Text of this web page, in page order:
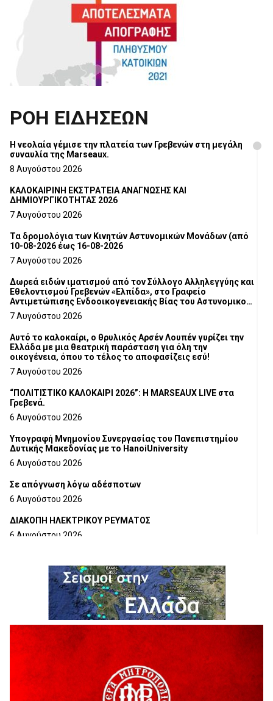
ΡΟΗ ΕΙΔΗΣΕΩΝ
Η νεολαία γέμισε την πλατεία των Γρεβενών στη μεγάλη
συναυλία της Marseaux.
8 Αυγούστου 2026
ΚΑΛΟΚΑΙΡΙΝΗ ΕΚΣΤΡΑΤΕΙΑ ΑΝΑΓΝΩΣΗΣ ΚΑΙ
ΔΗΜΙΟΥΡΓΙΚΟΤΗΤΑΣ 2026
7 Αυγούστου 2026
Τα δρομολόγια των Κινητών Αστυνομικών Μονάδων (από
10-08-2026 έως 16-08-2026
7 Αυγούστου 2026
Δωρεά ειδών ιματισμού από τον Σύλλογο Αλληλεγγύης και
Εθελοντισμού Γρεβενών «Ελπίδα», στο Γραφείο
Αντιμετώπισης Ενδοοικογενειακής Βίας του Αστυνομικού
Τμήματος Γρεβενών
7 Αυγούστου 2026
Αυτό το καλοκαίρι, ο θρυλικός Αρσέν Λουπέν γυρίζει την
Ελλάδα με μια θεατρική παράσταση για όλη την
οικογένεια, όπου το τέλος το αποφασίζεις εσύ!
7 Αυγούστου 2026
“ΠΟΛΙΤΙΣΤΙΚΟ ΚΑΛΟΚΑΙΡΙ 2026”: Η MARSEAUX LIVE στα
Γρεβενά.
6 Αυγούστου 2026
Υπογραφή Μνημονίου Συνεργασίας του Πανεπιστημίου
Δυτικής Μακεδονίας με το HanoiUniversity
6 Αυγούστου 2026
Σε απόγνωση λόγω αδέσποτων
6 Αυγούστου 2026
ΔΙΑΚΟΠΗ ΗΛΕΚΤΡΙΚΟΥ ΡΕΥΜΑΤΟΣ
6 Αυγούστου 2026
6 Αυγούστου 2026
H παραδοχή λαθών είναι (και) δύναμη
5 Αυγούστου 2026
Ο ΑΝΔΡΕΑΣ ΑΣΛΑΝΙΔΗΣ ΣΥΝΕΧΙΖΕΙ ΣΤΟΝ ΠΡΩΤΕΑ
ΓΡΕΒΕΝΩΝ
Ευχαριστήριο Εκπολιτιστικού Συλλόγου Ταξιάρχη προς κ.
Παρασχάκη Αθανάσιο